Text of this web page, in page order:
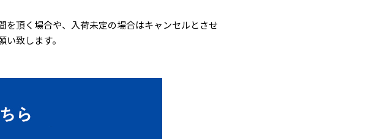
頂く場合や、入荷未定の場合はキャンセルとさせ
致します。